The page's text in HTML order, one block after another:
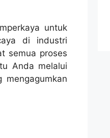
untuk
di industri
semua proses
Anda melalui
mengagumkan